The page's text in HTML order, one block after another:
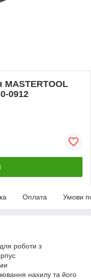
MASTERTOOL
0912
Оплата Умови
роботи з
нахилу та його